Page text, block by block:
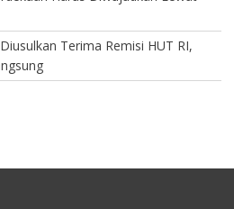
Terima Remisi HUT RI,